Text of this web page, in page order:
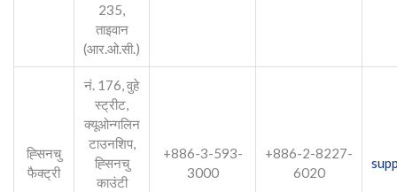
235,
ताइवान
(आर.ओ.सी.)
ह्सिनचु
फैक्ट्री
नं. 176, वुहे
स्ट्रीट,
क्यूओन्गलिन
टाउनशिप,
ह्सिनचु
काउंटी
+886-3-593-
3000
+886-2-8227-
6020